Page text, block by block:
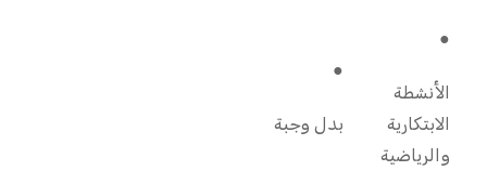
●
الأنشطة
الابتكارية
والرياضية
●
بدل وجبة